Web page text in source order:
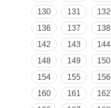
130
131 132
136
137 138
142
143 144
148
149 150
154
155 156
160
161 162